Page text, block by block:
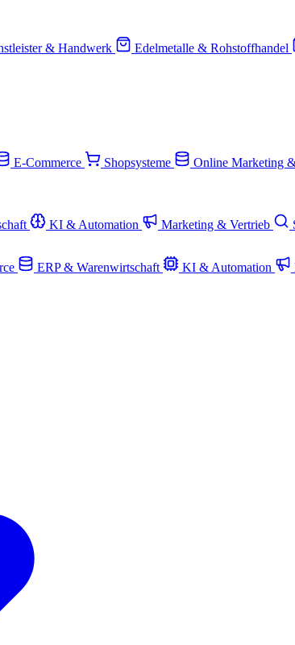
& Handwerk Edelmetalle & Rohstoffhandel
E-Commerce Shopsysteme Online Marketing
KI & Automation Marketing & Vertrieb
ERP & Warenwirtschaft KI & Automation